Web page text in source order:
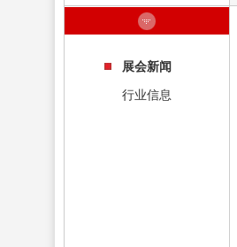
展会新闻
行业信息